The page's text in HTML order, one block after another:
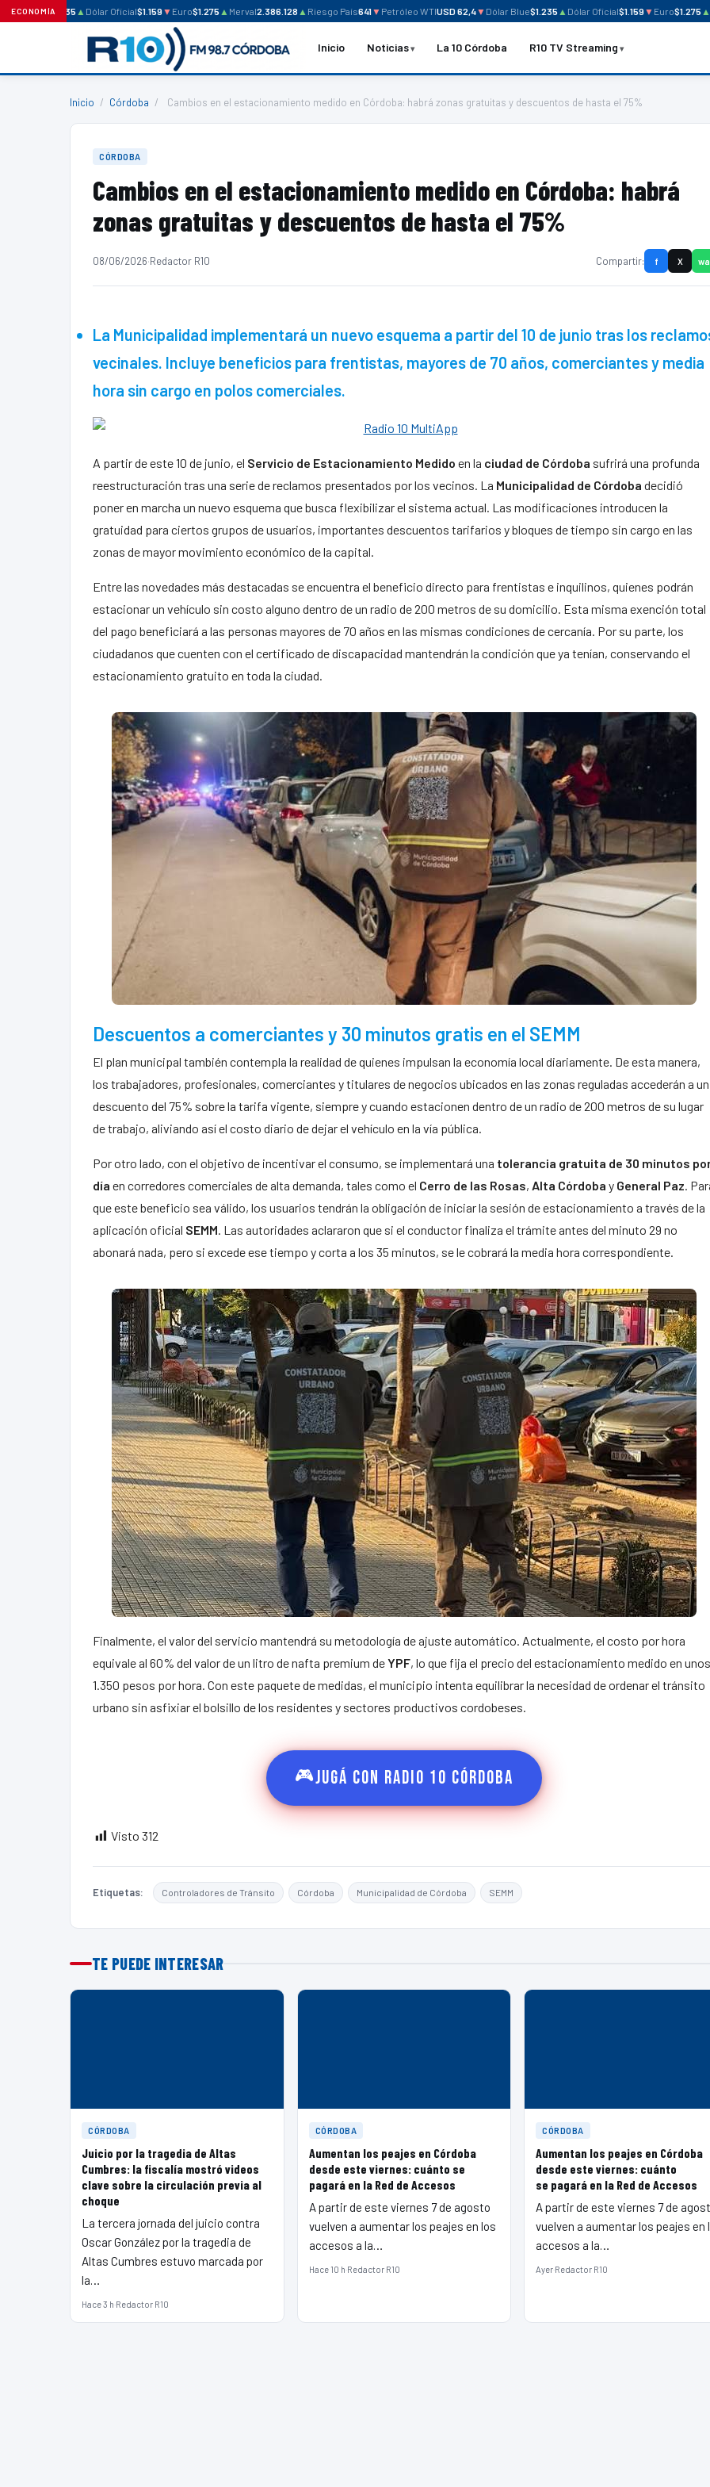
ECONOMÍA
Blue$1.235 ▲Dólar Oficial$1.159 ▼Euro$1.275▲Merval2.386.128 ▲Riesgo País641▼Petróleo WTIUSD 62,4▼Dólar Blue$1.235▲Dólar Oficial$1.159 ▼Euro$1.275▲
Inicio Noticias La 10 Córdoba R10 TV Streaming
Inicio / Córdoba / Cambios en el estacionamiento medido en Córdoba: habrá zonas gratuitas y descuentos de hasta el 75%
CÓRDOBA
Cambios en el estacionamiento medido en Córdoba: habrá
zonas gratuitas y descuentos de hasta el 75%
08/06/2026·Redactor R10 Compartir: f X wa
La Municipalidad implementará un nuevo esquema a partir del 10 de junio tras los
vecinales. Incluye beneficios para frentistas, mayores de 70 años, comerciantes y media
hora sin cargo en polos comerciales.
A partir de este 10 de junio, el Servicio de Estacionamiento Medido en la ciudad de Córdoba sufrirá una profunda
reestructuración tras una serie de reclamos presentados por los vecinos. La Municipalidad de Córdoba decidió
poner en marcha un nuevo esquema que busca flexibilizar el sistema actual. Las modificaciones introducen la
gratuidad para ciertos grupos de usuarios, importantes descuentos tarifarios y bloques de tiempo sin cargo en las
zonas de mayor movimiento económico de la capital.
Entre las novedades más destacadas se encuentra el beneficio directo para frentistas e inquilinos, quienes podrán
estacionar un vehículo sin costo alguno dentro de un radio de 200 metros de su domicilio. Esta misma exención total
del pago beneficiará a las personas mayores de 70 años en las mismas condiciones de cercanía. Por su parte, los
ciudadanos que cuenten con el certificado de discapacidad mantendrán la condición que ya tenían, conservando el
estacionamiento gratuito en toda la ciudad.
Descuentos a comerciantes y 30 minutos gratis en el SEMM
El plan municipal también contempla la realidad de quienes impulsan la economía local diariamente. De esta manera,
los trabajadores, profesionales, comerciantes y titulares de negocios ubicados en las zonas reguladas accederán a un
descuento del 75% sobre la tarifa vigente, siempre y cuando estacionen dentro de un radio de 200 metros de su lugar
de trabajo, aliviando así el costo diario de dejar el vehículo en la vía pública.
Por otro lado, con el objetivo de incentivar el consumo, se implementará una tolerancia gratuita de 30 minutos
día en corredores comerciales de alta demanda, tales como el Cerro de las Rosas, Alta Córdoba y General Paz.
que este beneficio sea válido, los usuarios tendrán la obligación de iniciar la sesión de estacionamiento a través de la
aplicación oficial SEMM. Las autoridades aclararon que si el conductor finaliza el trámite antes del minuto 29 no
abonará nada, pero si excede ese tiempo y corta a los 35 minutos, se le cobrará la media hora correspondiente.
Finalmente, el valor del servicio mantendrá su metodología de ajuste automático. Actualmente, el costo por hora
equivale al 60% del valor de un litro de nafta premium deYPF, lo que fija el precio del estacionamiento medido en unos
1.350 pesos por hora. Con este paquete de medidas, el municipio intenta equilibrar la necesidad de ordenar el tránsito
urbano sin asfixiar el bolsillo de los residentes y sectores productivos cordobeses.
🎮Jugá con Radio 10 Córdoba
Visto 312
Etiquetas: Controladores de Tránsito Córdoba Municipalidad de Córdoba SEMM
TE PUEDE INTERESAR
CÓRDOBA
Juicio por la tragedia de Altas
Cumbres: la fiscalía mostró videos
clave sobre la circulación previa al
choque
La tercera jornada del juicio contra
Oscar González por la tragedia de
Altas Cumbres estuvo marcada por
la…
Hace 3 h·Redactor R10
CÓRDOBA
Aumentan los peajes en Córdoba
desde este viernes: cuánto se
pagará en la Red de Accesos
A partir de este viernes 7 de agosto
vuelven a aumentar los peajes en los
accesos a la…
Hace 10 h·Redactor R10
CÓRDOBA
Aumentan los peajes en Córdoba
desde este viernes: cuánto
se pagará en la Red de Accesos
A partir de este viernes 7 de
vuelven a aumentar los peajes en
accesos a la…
Ayer·Redactor R10